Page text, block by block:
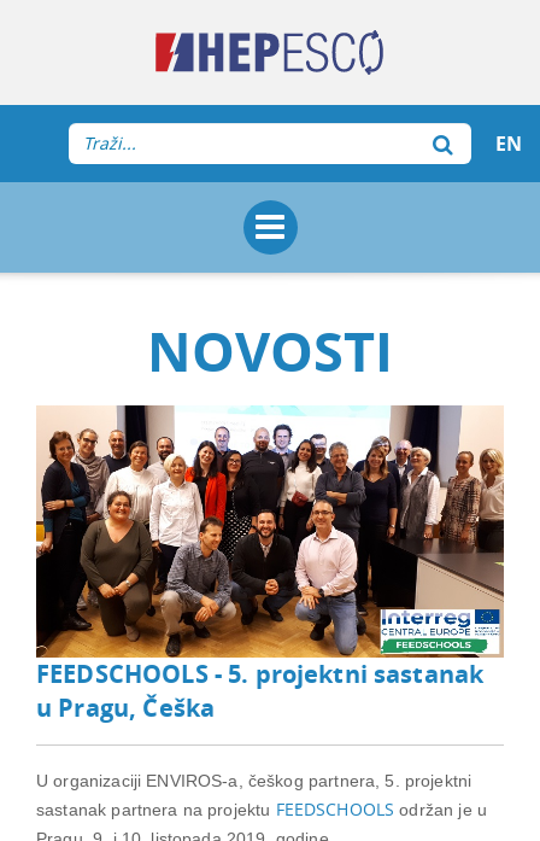
EN
NOVOSTI
FEEDSCHOOLS - 5. projektni sastanak
u Pragu, Češka
U organizaciji ENVIROS-a, češkog partnera, 5. projektni
sastanak partnera na projektu FEEDSCHOOLS održan je u